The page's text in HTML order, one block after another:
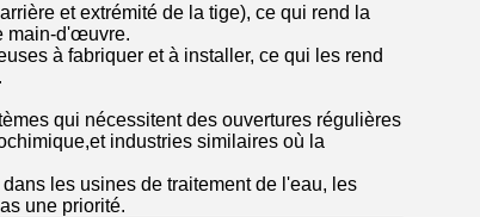
et extrémité de la tige), ce qui rend la
main-d'œuvre.
à fabriquer et à installer, ce qui les rend
qui nécessitent des ouvertures régulières
industries similaires où la
les usines de traitement de l'eau, les
une priorité.